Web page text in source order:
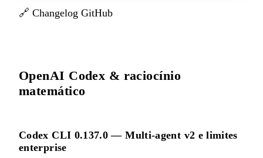
🔗 Changelog GitHub
OpenAI Codex & raciocínio
matemático
Codex CLI 0.137.0 — Multi-agent v2 e limites
enterprise